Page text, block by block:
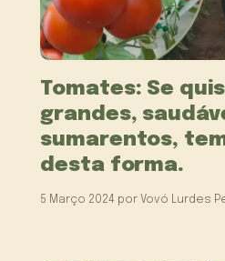
Tomates: Se
grandes,
sumarentos,
desta forma.
5 Março 2024 por Vovó Lurdes